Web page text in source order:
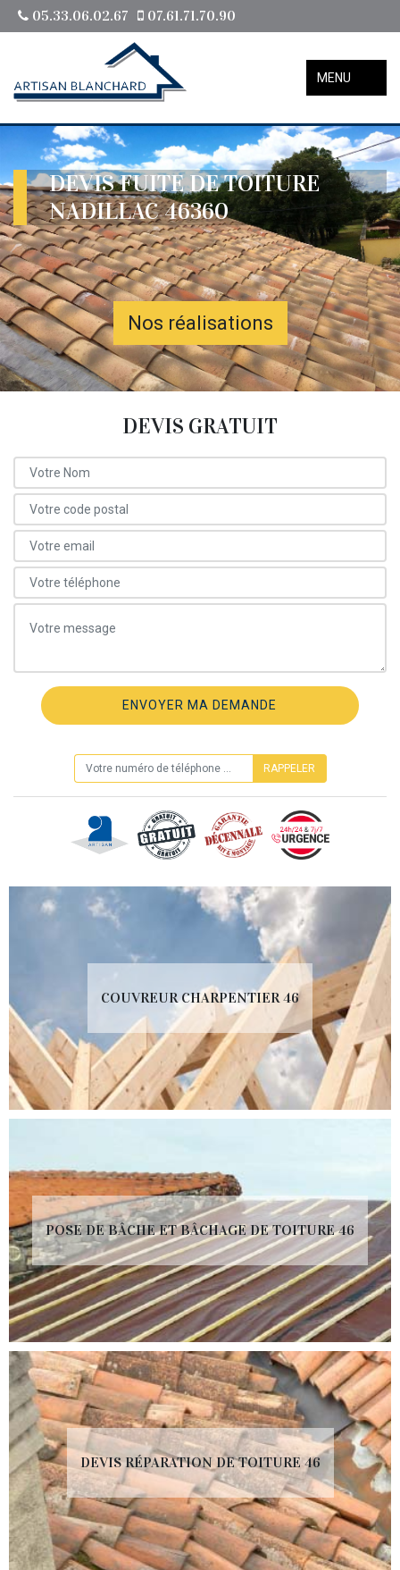
05.33.06.02.67 07.61.71.70.90
MENU
DEVIS FUITE DE TOITURE
NADILLAC 46360
Nos réalisations
DEVIS GRATUIT
COUVREUR CHARPENTIER 46
POSE DE BÂCHE ET BÂCHAGE DE TOITURE 46
DEVIS RÉPARATION DE TOITURE 46